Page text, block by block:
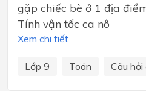
gặp chiếc bè ở 1 địa
Tính vận tốc ca nô
Xem chi tiết
Lớp 9 Toán Câu hỏi